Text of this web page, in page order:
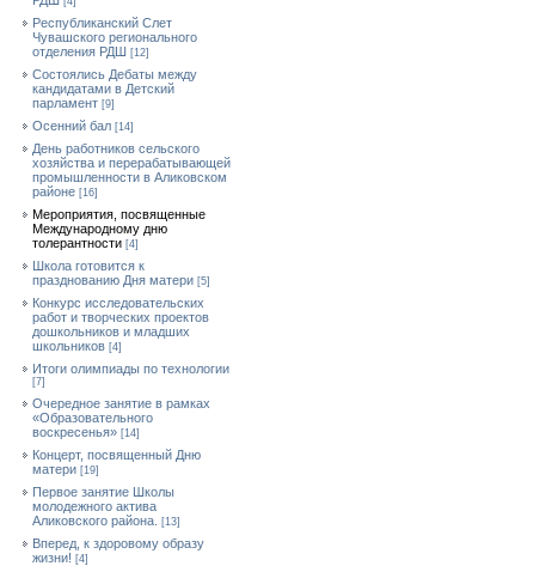
Республиканский Слет
Чувашского регионального
отделения РДШ [12]
Состоялись Дебаты между
кандидатами в Детский
парламент [9]
Осенний бал [14]
День работников сельского
хозяйства и перерабатывающей
промышленности в Аликовском
районе [16]
Мероприятия, посвященные
Международному дню
толерантности [4]
Школа готовится к
празднованию Дня матери [5]
Конкурс исследовательских
работ и творческих проектов
дошкольников и младших
школьников [4]
Итоги олимпиады по технологии
[7]
Очередное занятие в рамках
«Образовательного
воскресенья» [14]
Концерт, посвященный Дню
матери [19]
Первое занятие Школы
молодежного актива
Аликовского района.
[13]
Вперед, к здоровому образу
жизни! [4]